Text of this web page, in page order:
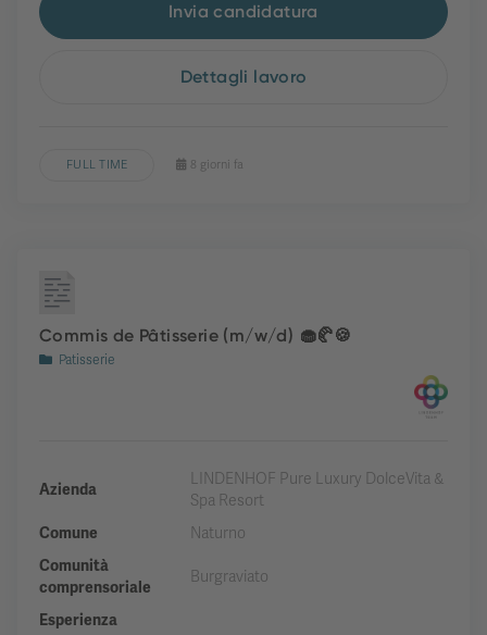
Invia candidatura
Dettagli lavoro
FULL TIME 8 giorni fa
Commis de Pâtisserie (m/w/d) 🧁🥐🍪
Patisserie
Azienda
LINDENHOF Pure Luxury DolceVita &
Spa Resort
Comune
Naturno
Comunità
comprensoriale
Burgraviato
Esperienza